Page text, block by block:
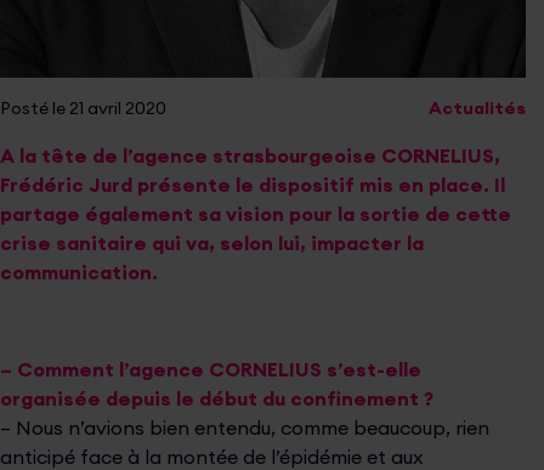
Posté le 21 avril 2020 Actualités
A la tête de l’agence strasbourgeoise CORNELIUS,
Frédéric Jurd présente le dispositif mis en place. Il
partage également sa vision pour la sortie de cette
crise sanitaire qui va, selon lui, impacter la
communication.
– Comment l’agence CORNELIUS s’est-elle
organisée depuis le début du confinement ?
– Nous n’avions bien entendu, comme beaucoup, rien
anticipé face à la montée de l’épidémie et aux